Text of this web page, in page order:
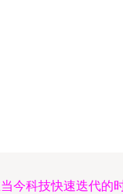
今科技快速迭代的